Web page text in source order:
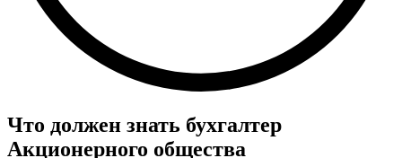
Что должен знать бухгалтер
Акционерного общества